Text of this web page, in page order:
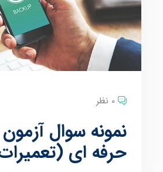
0 نظر
نمونه سوال
حرفه ای